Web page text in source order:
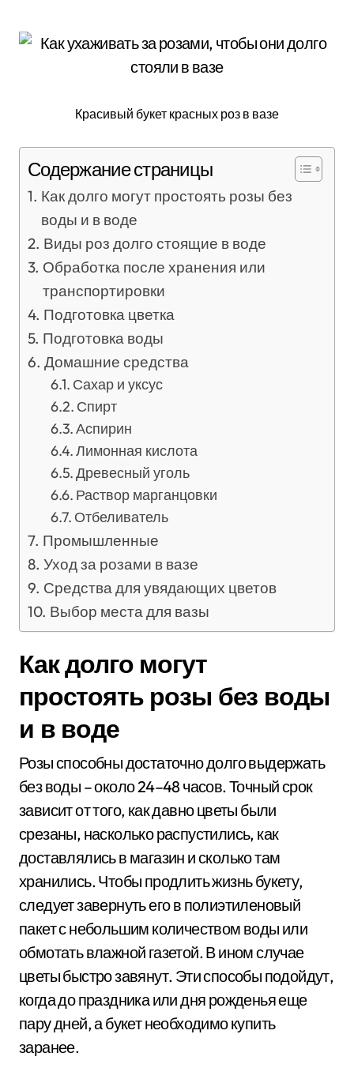
Красивый букет красных роз в вазе
Содержание страницы
Как долго могут простоять розы без
воды и в воде
Виды роз долго стоящие в воде
Обработка после хранения или
транспортировки
Подготовка цветка
Подготовка воды
Домашние средства
Сахар и уксус
Спирт
Аспирин
Лимонная кислота
Древесный уголь
Раствор марганцовки
Отбеливатель
Промышленные
Уход за розами в вазе
Средства для увядающих цветов
Выбор места для вазы
Как долго могут
простоять розы без воды
и в воде
Розы способны достаточно долго выдержать
без воды – около 24–48 часов. Точный срок
зависит от того, как давно цветы были
срезаны, насколько распустились, как
доставлялись в магазин и сколько там
хранились. Чтобы продлить жизнь букету,
следует завернуть его в полиэтиленовый
пакет с небольшим количеством воды или
обмотать влажной газетой. В ином случае
цветы быстро завянут. Эти способы подойдут,
когда до праздника или дня рожденья еще
пару дней, а букет необходимо купить
заранее.